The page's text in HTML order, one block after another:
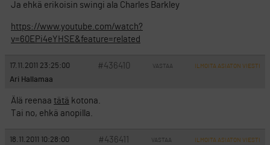
Ja ehkä erikoisin swingi ala Charles Barkley
https://www.youtube.com/watch?
v=60EPi4eYHSE&feature=related
17.11.2011 23:25:00 #436410 VASTAA ILMOITA ASIATON VIESTI
Ari Hallamaa
Älä reenaa tätä kotona.
Tai no, ehkä anopilla.
18.11.2011 10:28:00 #436411 VASTAA ILMOITA ASIATON VIESTI